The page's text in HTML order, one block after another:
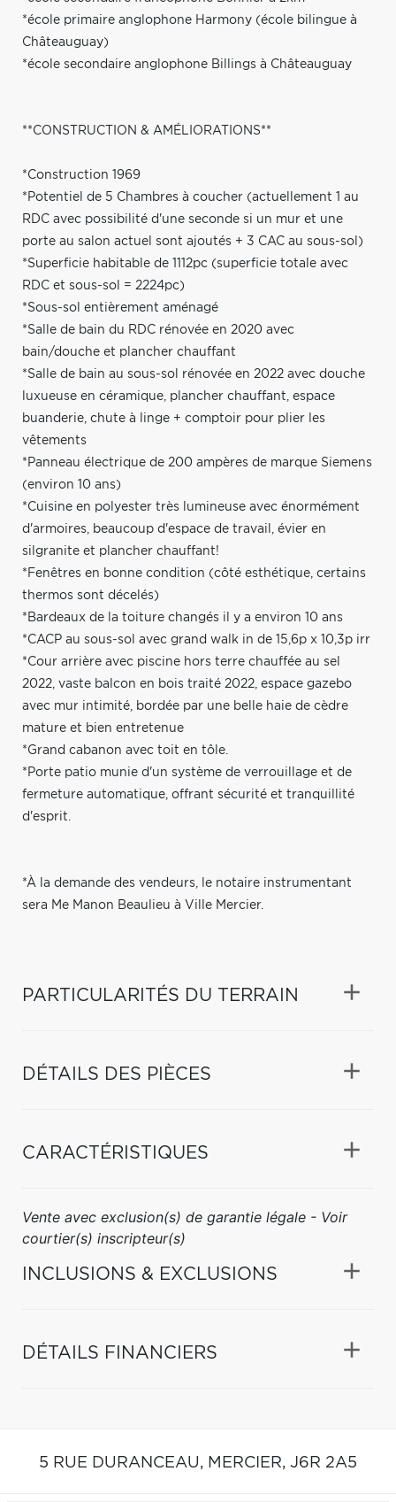
*école primaire anglophone Harmony (école bilingue à
Châteauguay)
*école secondaire anglophone Billings à Châteauguay
**CONSTRUCTION & AMÉLIORATIONS**
*Construction 1969
*Potentiel de 5 Chambres à coucher (actuellement 1 au
RDC avec possibilité d'une seconde si un mur et une
porte au salon actuel sont ajoutés + 3 CAC au sous-sol)
*Superficie habitable de 1112pc (superficie totale avec
RDC et sous-sol = 2224pc)
*Sous-sol entièrement aménagé
*Salle de bain du RDC rénovée en 2020 avec
bain/douche et plancher chauffant
*Salle de bain au sous-sol rénovée en 2022 avec douche
luxueuse en céramique, plancher chauffant, espace
buanderie, chute à linge + comptoir pour plier les
vêtements
*Panneau électrique de 200 ampères de marque Siemens
(environ 10 ans)
*Cuisine en polyester très lumineuse avec énormément
d'armoires, beaucoup d'espace de travail, évier en
silgranite et plancher chauffant!
*Fenêtres en bonne condition (côté esthétique, certains
thermos sont décelés)
*Bardeaux de la toiture changés il y a environ 10 ans
*CACP au sous-sol avec grand walk in de 15,6p x 10,3p irr
*Cour arrière avec piscine hors terre chauffée au sel
2022, vaste balcon en bois traité 2022, espace gazebo
avec mur intimité, bordée par une belle haie de cèdre
mature et bien entretenue
*Grand cabanon avec toit en tôle.
*Porte patio munie d'un système de verrouillage et de
fermeture automatique, offrant sécurité et tranquillité
d'esprit.
*À la demande des vendeurs, le notaire instrumentant
sera Me Manon Beaulieu à Ville Mercier.
PARTICULARITÉS DU TERRAIN
DÉTAILS DES PIÈCES
CARACTÉRISTIQUES
Vente avec exclusion(s) de garantie légale - Voir
courtier(s) inscripteur(s)
INCLUSIONS & EXCLUSIONS
DÉTAILS FINANCIERS
5 RUE DURANCEAU, MERCIER, J6R 2A5